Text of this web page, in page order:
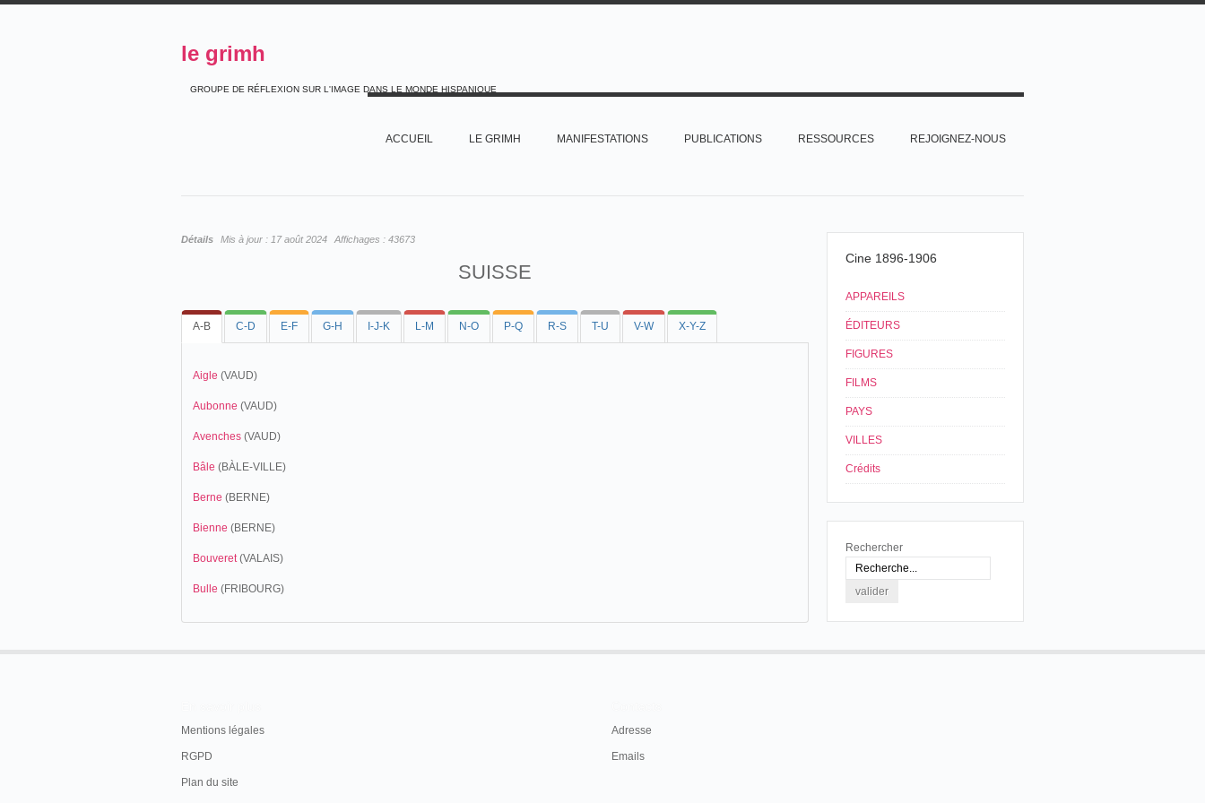
le grimh
GROUPE DE RÉFLEXION SUR L'IMAGE DANS LE MONDE HISPANIQUE
ACCUEIL LE GRIMH MANIFESTATIONS PUBLICATIONS RESSOURCES REJOIGNEZ-NOUS
Détails Mis à jour : 17 août 2024 Affichages : 43673
SUISSE
A-B C-D E-F G-H I-J-K L-M N-O P-Q R-S T-U V-W X-Y-Z
Aigle (VAUD)
Aubonne (VAUD)
Avenches (VAUD)
Bâle (BÀLE-VILLE)
Berne (BERNE)
Bienne (BERNE)
Bouveret(VALAIS)
Bulle (FRIBOURG)
Cine 1896-1906
APPAREILS
ÉDITEURS
FIGURES
FILMS
PAYS
VILLES
Crédits
Rechercher
Mentions légales
RGPD
Plan du site
Adresse
Emails